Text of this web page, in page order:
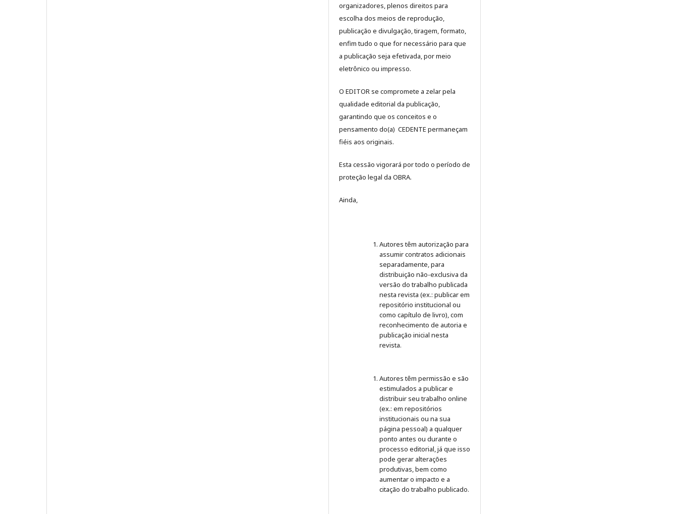
organizadores, plenos direitos para
escolha dos meios de reprodução,
publicação e divulgação, tiragem, formato,
enfim tudo o que for necessário para que
a publicação seja efetivada, por meio
eletrônico ou impresso.
O EDITOR se compromete a zelar pela
qualidade editorial da publicação,
garantindo que os conceitos e o
pensamento do(a) CEDENTE permaneçam
fiéis aos originais.
Esta cessão vigorará por todo o período de
proteção legal da OBRA.
Ainda,
Autores têm autorização para
assumir contratos adicionais
separadamente, para
distribuição não-exclusiva da
versão do trabalho publicada
nesta revista (ex.: publicar em
repositório institucional ou
como capítulo de livro), com
reconhecimento de autoria e
publicação inicial nesta
revista.
Autores têm permissão e são
estimulados a publicar e
distribuir seu trabalho online
(ex.: em repositórios
institucionais ou na sua
página pessoal) a qualquer
ponto antes ou durante o
processo editorial, já que isso
pode gerar alterações
produtivas, bem como
aumentar o impacto e a
citação do trabalho publicado.